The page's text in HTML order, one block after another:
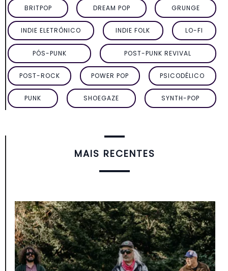
BRITPOP DREAM POP GRUNGE
INDIE ELETRÔNICO INDIE FOLK LO-FI
PÓS-PUNK POST-PUNK REVIVAL
POST-ROCK POWER POP PSICODÉLICO
PUNK SHOEGAZE SYNTH-POP
MAIS RECENTES